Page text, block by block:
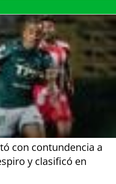
con contundencia a
y clasificó en